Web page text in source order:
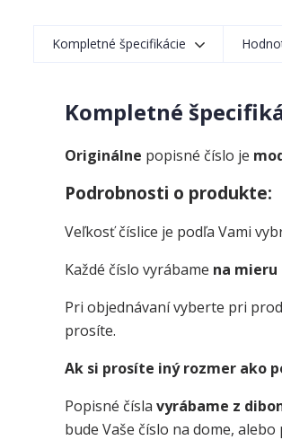
Kompletné špecifikácie
Kompletné
Originálne popisné číslo je
Podrobnosti o produkte:
Veľkosť číslice je podľa Vami
Každé číslo vyrábame na mieru
Pri objednávaní vyberte pri
prosíte.
Ak si prosíte iný rozmer ako
Popisné čísla vyrábame z
bude Vaše číslo na dome, alebo